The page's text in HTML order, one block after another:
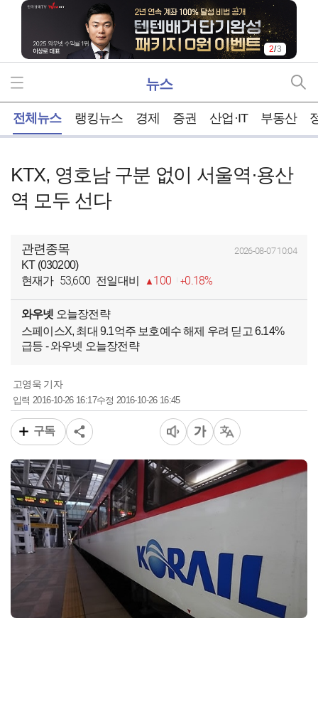
2/3
뉴스
전체뉴스 랭킹뉴스 경제 증권 산업·IT 부동산
KTX, 영호남 구분 없이 서울역·용산
역 모두 선다
관련종목 2026-08-07 10:04
KT (030200)
현재가 53,600 전일대비 100 0.18%
와우넷 오늘장전략
스페이스X, 최대 9.1억주 보호예수 해제 우려 딛고 6.14%
급등 - 와우넷 오늘장전략
고영욱 기자
입력 2016-10-26 16:17수정 2016-10-26 16:45
구독